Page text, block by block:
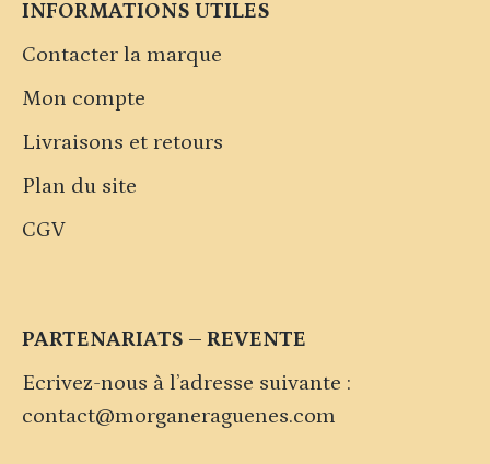
INFORMATIONS UTILES
Contacter la marque
Mon compte
Livraisons et retours
Plan du site
CGV
PARTENARIATS – REVENTE
Ecrivez-nous à l’adresse suivante :
contact@morganeraguenes.com